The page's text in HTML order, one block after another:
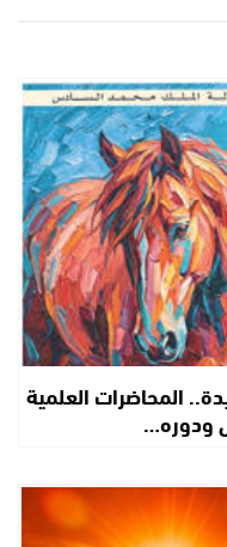
المحاضرات العلمية
ودوره…